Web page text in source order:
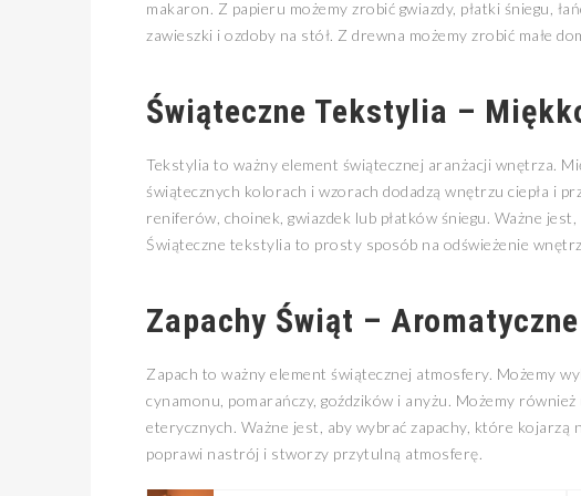
makaron. Z papieru możemy zrobić gwiazdy, płatki śniegu,
zawieszki i ozdoby na stół. Z drewna możemy zrobić małe
Świąteczne Tekstylia –
Tekstylia to ważny element świątecznej aranżacji wnętrza.
świątecznych kolorach i wzorach dodadzą wnętrzu ciepła i
reniferów, choinek, gwiazdek lub płatków śniegu. Ważne
Świąteczne tekstylia to prosty sposób na odświeżenie
Zapachy Świąt –
Zapach to ważny element świątecznej atmosfery. Możemy
cynamonu, pomarańczy, goździków i anyżu. Możemy
eterycznych. Ważne jest, aby wybrać zapachy, które kojarzą
poprawi nastrój i stworzy przytulną atmosferę.